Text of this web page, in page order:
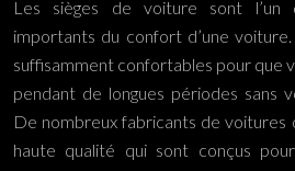
Les sièges de voiture sont l’un
importants du confort d’une
suffisamment confortables pour que
pendant de longues périodes sans
De nombreux fabricants de voitures
haute qualité qui sont conçus